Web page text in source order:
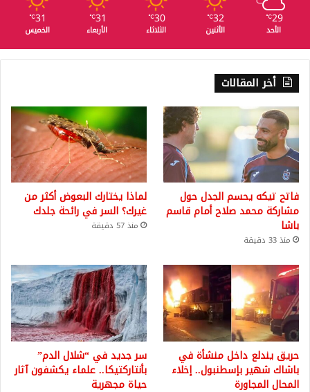
29
℃
الأحد
32
℃
الأثنين
30
℃
الثلاثاء
31
℃
الأربعاء
31
℃
الخميس
أخر المقالات
فاتح تيكه يحسم الجدل حول
مشاركة محمد صلاح أمام قاسم
باشا
منذ 33 دقيقة
لماذا يختارك البعوض أكثر من
غيرك؟ السر في رائحة جلدك
منذ 57 دقيقة
حريق يندلع داخل منشأة في
باشاك شهير بإسطنبول.. إخلاء
المحال المجاورة
سر جديد في “شلال الدم”
بأنتاركتيكا.. علماء يكشفون آثار
حياة مجهرية